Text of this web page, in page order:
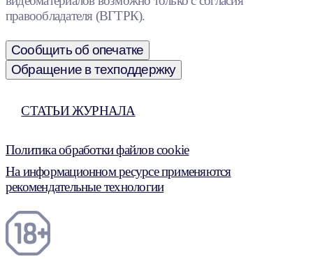
правообладателя (ВГТРК).
Сообщить об опечатке
Обращение в техподдержку
СТАТЬИ ЖУРНАЛА
Политика обработки файлов cookie
На информационном ресурсе применяются
рекомендательные технологии